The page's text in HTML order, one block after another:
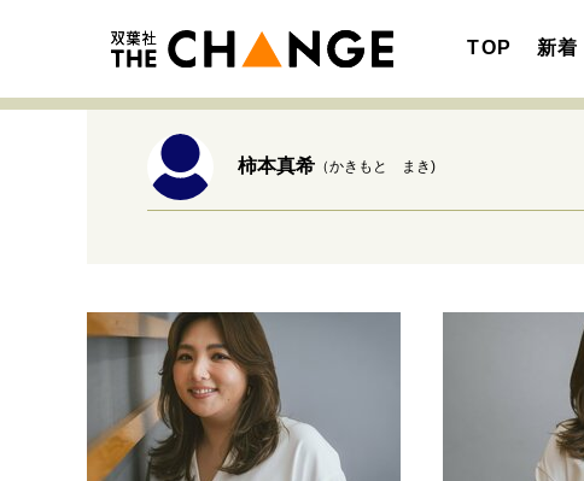
TOP 新着
サイトの核・哲学 運命を
表現者
キャリア・働き方 セカン
夢を掴
柿本真希 （かきもと まき)